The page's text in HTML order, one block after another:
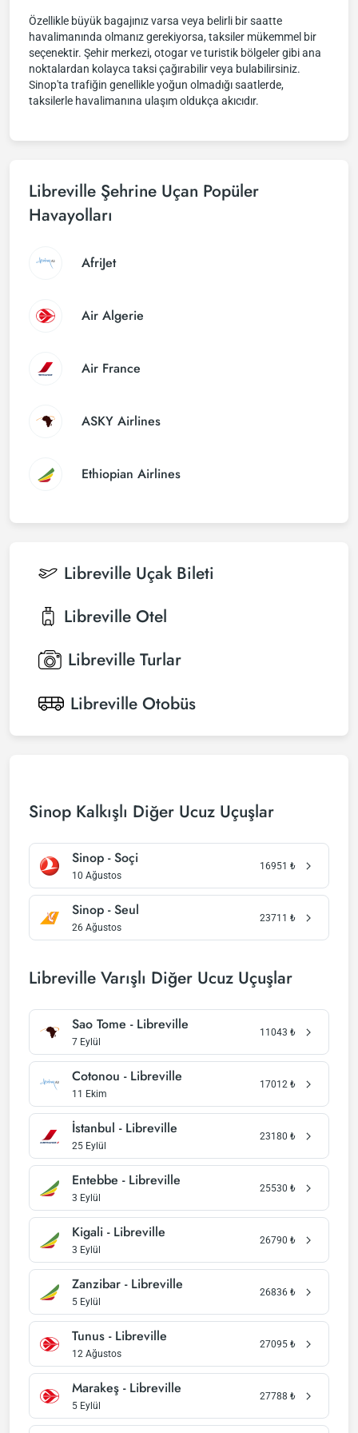
Özellikle büyük bagajınız varsa veya belirli bir saatte
havalimanında olmanız gerekiyorsa, taksiler mükemmel bir
seçenektir. Şehir merkezi, otogar ve turistik bölgeler gibi ana
noktalardan kolayca taksi çağırabilir veya bulabilirsiniz.
Sinop'ta trafiğin genellikle yoğun olmadığı saatlerde,
taksilerle havalimanına ulaşım oldukça akıcıdır.
Libreville Şehrine Uçan Popüler
Havayolları
AfriJet
Air Algerie
Air France
ASKY Airlines
Ethiopian Airlines
Libreville Uçak Bileti
Libreville Otel
Libreville Turlar
Libreville Otobüs
Sinop Kalkışlı Diğer Ucuz Uçuşlar
Sinop - Soçi
10 Ağustos
16951 ₺
Sinop - Seul
26 Ağustos
23711 ₺
Libreville Varışlı Diğer Ucuz Uçuşlar
Sao Tome - Libreville
7 Eylül
11043 ₺
Cotonou - Libreville
11 Ekim
17012 ₺
İstanbul - Libreville
25 Eylül
23180 ₺
Entebbe - Libreville
3 Eylül
25530 ₺
Kigali - Libreville
3 Eylül
26790 ₺
Zanzibar - Libreville
5 Eylül
26836 ₺
Tunus - Libreville
12 Ağustos
27095 ₺
Marakeş - Libreville
5 Eylül
27788 ₺